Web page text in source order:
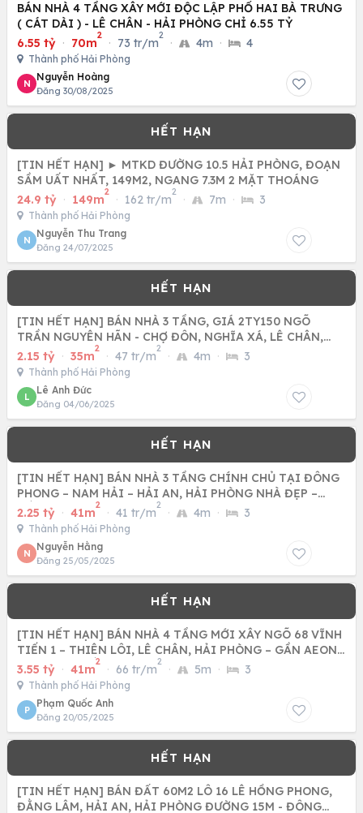
BÁN NHÀ 4 TẦNG XÂY MỚI ĐỘC LẬP PHỐ HAI BÀ TRƯNG
( CÁT DÀI ) - LÊ CHÂN - HẢI PHÒNG CHỈ 6.55 TỶ
6.55 tỷ · 70m
2
· 73 tr/m
2
· 4m · 4
Thành phố Hải Phòng
N
Nguyễn Hoàng
Đăng 30/08/2025
[TIN HẾT HẠN] ► MTKD ĐƯỜNG 10.5 HẢI PHÒNG, ĐOẠN
SẦM UẤT NHẤT, 149M2, NGANG 7.3M 2 MẶT THOÁNG
24.9 tỷ · 149m
2
· 162 tr/m
2
· 7m · 3
Thành phố Hải Phòng
N
Nguyễn Thu Trang
Đăng 24/07/2025
[TIN HẾT HẠN] BÁN NHÀ 3 TẦNG, GIÁ 2TY150 NGÕ
TRẦN NGUYÊN HÃN - CHỢ ĐÔN, NGHĨA XÁ, LÊ CHÂN,
HẢI PHÒNG
2.15 tỷ · 35m
2
· 47 tr/m
2
· 4m · 3
Thành phố Hải Phòng
L
Lê Anh Đức
Đăng 04/06/2025
[TIN HẾT HẠN] BÁN NHÀ 3 TẦNG CHÍNH CHỦ TẠI ĐÔNG
PHONG – NAM HẢI – HẢI AN, HẢI PHÒNG NHÀ ĐẸP –
GẦN SÂN BAY CÁT BI
2.25 tỷ · 41m
2
· 41 tr/m
2
· 4m · 3
Thành phố Hải Phòng
N
Nguyễn Hằng
Đăng 25/05/2025
[TIN HẾT HẠN] BÁN NHÀ 4 TẦNG MỚI XÂY NGÕ 68 VĨNH
TIẾN 1 – THIÊN LÔI, LÊ CHÂN, HẢI PHÒNG – GẦN AEON
MALL, GIÁ TỐT
3.55 tỷ · 41m
2
· 66 tr/m
2
· 5m · 3
Thành phố Hải Phòng
P
Phạm Quốc Anh
Đăng 20/05/2025
[TIN HẾT HẠN] BÁN ĐẤT 60M2 LÔ 16 LÊ HỒNG PHONG,
ĐẰNG LÂM, HẢI AN, HẢI PHÒNG ĐƯỜNG 15M - ĐÔNG